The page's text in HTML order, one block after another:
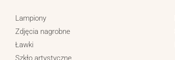
Lampiony
Zdjęcia nagrobne
Ławki
Szkło artystyczne